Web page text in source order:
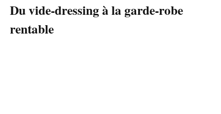
Du vide-dressing à la garde-robe
rentable